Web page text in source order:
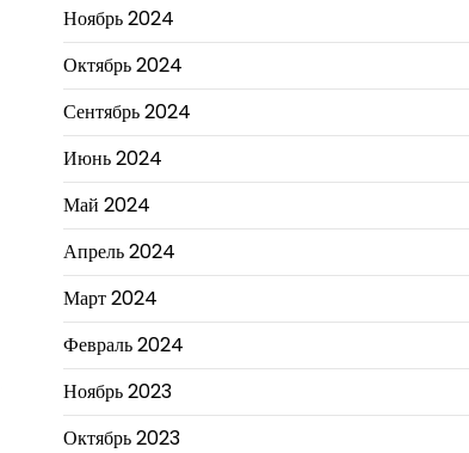
Ноябрь 2024
Октябрь 2024
Сентябрь 2024
Июнь 2024
Май 2024
Апрель 2024
Март 2024
Февраль 2024
Ноябрь 2023
Октябрь 2023